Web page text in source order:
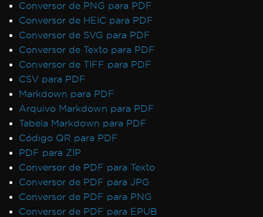
Conversor de PNG para PDF
Conversor de HEIC para PDF
Conversor de SVG para PDF
Conversor de Texto para PDF
Conversor de TIFF para PDF
CSV para PDF
Markdown para PDF
Arquivo Markdown para PDF
Tabela Markdown para PDF
Código QR para PDF
PDF para ZIP
Conversor de PDF para Texto
Conversor de PDF para JPG
Conversor de PDF para PNG
Conversor de PDF para EPUB